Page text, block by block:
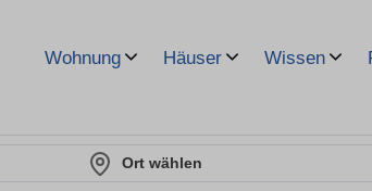
Wohnung Häuser Wissen
Ort wählen